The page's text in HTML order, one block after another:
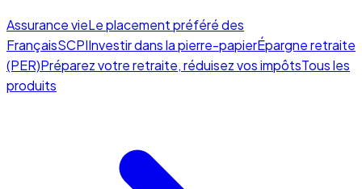
Assurance vieLe placement préféré des
FrançaisSCPIInvestir dans la pierre-papierÉpargne retraite
(PER)Préparez votre retraite, réduisez vos impôtsTous les
produits